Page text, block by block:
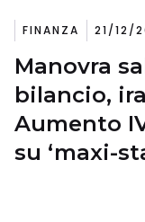
FINANZA 21/12/
Manovra
bilancio,
Aumento
su ‘maxi-